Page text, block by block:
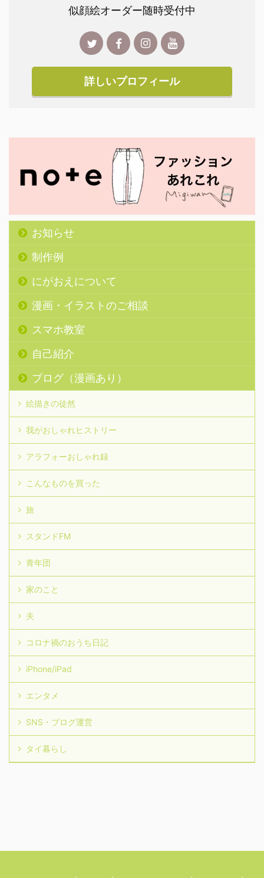
似顔絵オーダー随時受付中
詳しいプロフィール
お知らせ
制作例
にがおえについて
漫画・イラストのご相談
スマホ教室
自己紹介
ブログ（漫画あり）
絵描きの徒然
我がおしゃれヒストリー
アラフォーおしゃれ録
こんなものを買った
旅
スタンドFM
青年団
家のこと
夫
コロナ禍のおうち日記
iPhone/iPad
エンタメ
SNS・ブログ運営
タイ暮らし